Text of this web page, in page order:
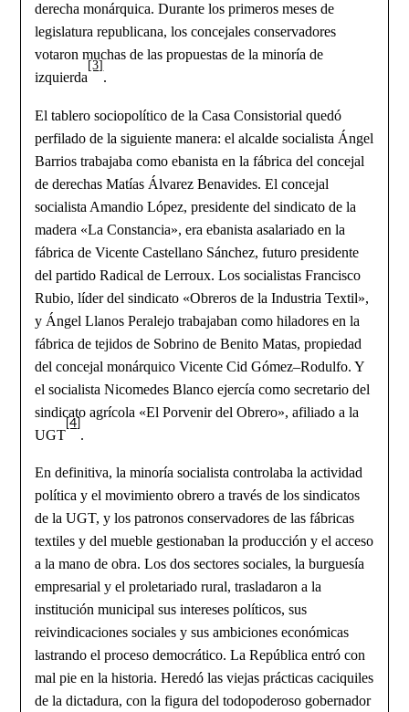
derecha monárquica. Durante los primeros meses de
legislatura republicana, los concejales conservadores
votaron muchas de las propuestas de la minoría de
izquierda
[3]
.
El tablero sociopolítico de la Casa Consistorial quedó
perfilado de la siguiente manera: el alcalde socialista Ángel
Barrios trabajaba como ebanista en la fábrica del concejal
de derechas Matías Álvarez Benavides. El concejal
socialista Amandio López, presidente del sindicato de la
madera «La Constancia», era ebanista asalariado en la
fábrica de Vicente Castellano Sánchez, futuro presidente
del partido Radical de Lerroux. Los socialistas Francisco
Rubio, líder del sindicato «Obreros de la Industria Textil»,
y Ángel Llanos Peralejo trabajaban como hiladores en la
fábrica de tejidos de Sobrino de Benito Matas, propiedad
del concejal monárquico Vicente Cid Gómez–Rodulfo. Y
el socialista Nicomedes Blanco ejercía como secretario del
sindicato agrícola «El Porvenir del Obrero», afiliado a la
UGT
[4]
.
En definitiva, la minoría socialista controlaba la actividad
política y el movimiento obrero a través de los sindicatos
de la UGT, y los patronos conservadores de las fábricas
textiles y del mueble gestionaban la producción y el acceso
a la mano de obra. Los dos sectores sociales, la burguesía
empresarial y el proletariado rural, trasladaron a la
institución municipal sus intereses políticos, sus
reivindicaciones sociales y sus ambiciones económicas
lastrando el proceso democrático. La República entró con
mal pie en la historia. Heredó las viejas prácticas caciquiles
de la dictadura, con la figura del todopoderoso gobernador